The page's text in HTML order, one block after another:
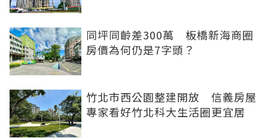
同坪同齡差300萬 板橋新海商圈
房價為何仍是7字頭？
竹北市西公園整建開放 信義房屋
專家看好竹北科大生活圈更宜居